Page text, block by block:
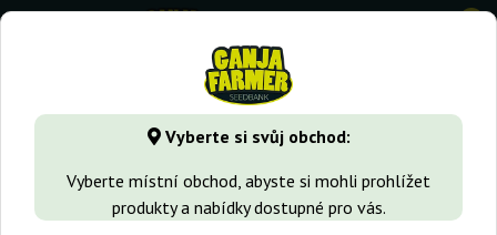
Vyberte si svůj obchod:
Vyberte místní obchod, abyste si mohli prohlížet
produkty a nabídky dostupné pro vás.
0
GanjaFarmer.cz Typy Semen Marihuany Sativa semena
Seeds